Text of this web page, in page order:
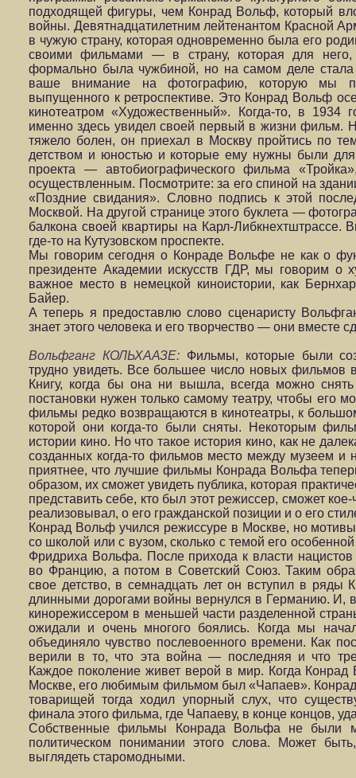
подходящей фигуры, чем Конрад Вольф, который
войны. Девятнадцатилетним лейтенантом Красной
в чужую страну, которая одновременно была его
своими фильмами — в страну, которая для него,
формально была чужбиной, но на самом деле
ваше внимание на фотографию, которую мы
выпущенного к ретроспективе. Это Конрад Вольф
кинотеатром «Художественный». Когда-то, в 1934
именно здесь увидел своей первый в жизни фильм.
тяжело болен, он приехал в Москву пройтись по
детством и юностью и которые ему нужны были для
проекта — автобиографического фильма
осуществленным. Посмотрите: за его спиной на
«Поздние свидания». Словно подпись к этой
Москвой. На другой странице этого буклета —
балкона своей квартиры на Карл-Либкнехтштрассе.
где-то на Кутузовском проспекте.
Мы говорим сегодня о Конраде Вольфе не как о
президенте Академии искусств ГДР, мы говорим о
важное место в немецкой киноистории, как
Байер.
А теперь я предоставлю слово сценаристу
знает этого человека и его творчество — они вместе
Вольфганг КОЛЬХААЗЕ: Фильмы, которые были
трудно увидеть. Все большее число новых фильмов
Книгу, когда бы она ни вышла, всегда можно
постановки нужен только самому театру, чтобы его
фильмы редко возвращаются в кинотеатры, к
которой они когда-то были сняты. Некоторым
истории кино. Но что такое история кино, как не
созданных когда-то фильмов место между музеем и
приятнее, что лучшие фильмы Конрада Вольфа
образом, их сможет увидеть публика, которая
представить себе, кто был этот режиссер, сможет
реализовывал, о его гражданской позиции и о его
Конрад Вольф учился режиссуре в Москве, но
со школой или с вузом, сколько с темой его
Фридриха Вольфа. После прихода к власти
во Францию, а потом в Советский Союз. Таким
свое детство, в семнадцать лет он вступил в ряды
длинными дорогами войны вернулся в Германию. И, в
кинорежиссером в меньшей части разделенной
ожидали и очень многого боялись. Когда мы
объединяло чувство послевоенного времени. Как
верили в то, что эта война — последняя и что
Каждое поколение живет верой в мир. Когда
Москве, его любимым фильмом был «Чапаев». Конрад
товарищей тогда ходил упорный слух, что
финала этого фильма, где Чапаеву, в конце концов,
Собственные фильмы Конрада Вольфа не были
политическом понимании этого слова. Может
выглядеть старомодными.